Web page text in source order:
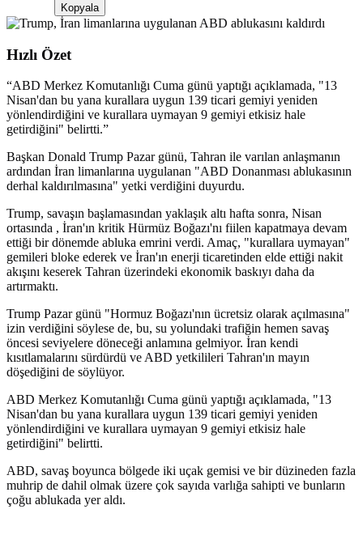
Kopyala
Hızlı Özet
“ABD Merkez Komutanlığı Cuma günü yaptığı açıklamada, "13
Nisan'dan bu yana kurallara uygun 139 ticari gemiyi yeniden
yönlendirdiğini ve kurallara uymayan 9 gemiyi etkisiz hale
getirdiğini" belirtti.”
Başkan Donald Trump Pazar günü, Tahran ile varılan anlaşmanın
ardından İran limanlarına uygulanan "ABD Donanması ablukasının
derhal kaldırılmasına" yetki verdiğini duyurdu.
Trump, savaşın başlamasından yaklaşık altı hafta sonra, Nisan
ortasında , İran'ın kritik Hürmüz Boğazı'nı fiilen kapatmaya devam
ettiği bir dönemde abluka emrini verdi. Amaç, "kurallara uymayan"
gemileri bloke ederek ve İran'ın enerji ticaretinden elde ettiği nakit
akışını keserek Tahran üzerindeki ekonomik baskıyı daha da
artırmaktı.
Trump Pazar günü "Hormuz Boğazı'nın ücretsiz olarak açılmasına"
izin verdiğini söylese de, bu, su yolundaki trafiğin hemen savaş
öncesi seviyelere döneceği anlamına gelmiyor. İran kendi
kısıtlamalarını sürdürdü ve ABD yetkilileri Tahran'ın mayın
döşediğini de söylüyor.
ABD Merkez Komutanlığı Cuma günü yaptığı açıklamada, "13
Nisan'dan bu yana kurallara uygun 139 ticari gemiyi yeniden
yönlendirdiğini ve kurallara uymayan 9 gemiyi etkisiz hale
getirdiğini" belirtti.
ABD, savaş boyunca bölgede iki uçak gemisi ve bir düzineden fazla
muhrip de dahil olmak üzere çok sayıda varlığa sahipti ve bunların
çoğu ablukada yer aldı.